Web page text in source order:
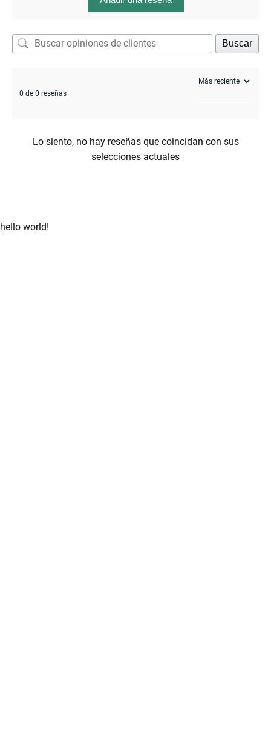
Buscar
0 de 0 reseñas
Lo siento, no hay reseñas que coincidan con sus
selecciones actuales
hello world!